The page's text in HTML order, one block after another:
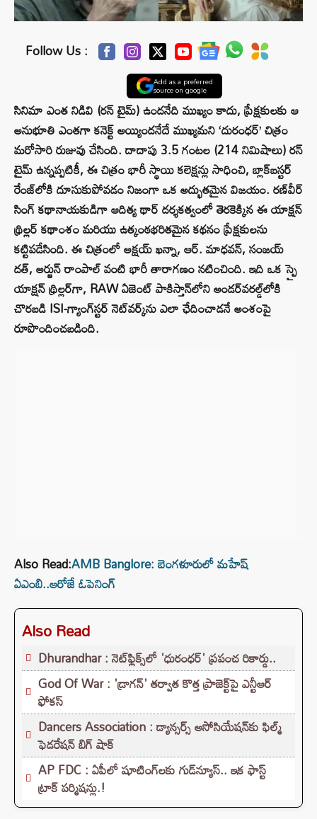
Follow Us :
Add as a preferred
source on google
సినిమా ఎంత నిడివి (రన్ టైమ్) ఉందనేది ముఖ్యం కాదు, ప్రేక్షకులకు ఆ
అనుభూతి ఎంతగా కనెక్ట్ అయ్యిందనేదే ముఖ్యమని ‘దురంధర్’ చిత్రం
మరోసారి రుజువు చేసింది. దాదాపు 3.5 గంటల (214 నిమిషాలు) రన్
టైమ్ ఉన్నప్పటికీ, ఈ చిత్రం భారీ స్థాయి కలెక్షన్లు సాధించి, బ్లాక్‌బస్టర్
రేంజ్‌లోకి దూసుకుపోవడం నిజంగా ఒక అద్భుతమైన విజయం. రణ్‌వీర్
సింగ్ కథానాయకుడిగా ఆదిత్య థార్ దర్శకత్వంలో తెరకెక్కిన ఈ యాక్షన్
థ్రిల్లర్ కథాంశం మరియు ఉత్కంఠభరితమైన కథనం ప్రేక్షకులను
కట్టిపడేసింది. ఈ చిత్రంలో అక్షయ్ ఖన్నా, ఆర్. మాధవన్, సంజయ్
దత్, అర్జున్ రాంపాల్ వంటి భారీ తారాగణం నటించింది. ఇది ఒక స్పై
యాక్షన్ థ్రిల్లర్‌గా, RAW ఏజెంట్ పాకిస్తాన్‌లోని అండర్‌వరల్డ్‌లోకి
చొరబడి ISI-గ్యాంగ్‌స్టర్ నెట్‌వర్క్‌ను ఎలా ఛేదించాడనే అంశంపై
రూపొందించబడింది.
Also Read:AMB Banglore: బెంగళూరులో మహేష్
ఏఎంబి..ఆరోజే ఓపెనింగ్
Also Read
Dhurandhar : నెట్‌ఫ్లిక్స్‌లో 'ధురంధర్' ప్రపంచ రికార్డు..
God Of War : 'డ్రాగన్' తర్వాత కొత్త ప్రాజెక్ట్‌పై ఎన్టీఆర్
ఫోకస్
Dancers Association : డ్యాన్సర్స్ అసోసియేషన్‌కు ఫిల్మ్
ఫెడరేషన్ బిగ్ షాక్
AP FDC : ఏపీలో షూటింగ్‌లకు గుడ్‌న్యూస్.. ఇక ఫాస్ట్
ట్రాక్ పర్మిషన్లు.!